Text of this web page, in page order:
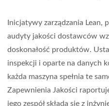
Inicjatywy zarządzania Lean,
audyty jakości dostawców
doskonałość produktów.
inspekcji i oparte na danych
każda maszyna spełnia te
Zapewnienia Jakości
jego zespół składa się z